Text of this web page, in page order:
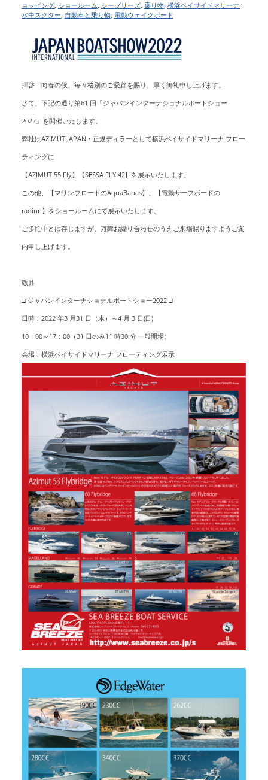
ョッピング, ショールーム, シーブリーズ, 乗り物, 横浜ベイサイドマリーナ,
水中スクター, 自動車と乗り物, 電動ウェイクボード
拝啓 向春の候、毎々格別のご愛顧を賜り、厚く御礼申し上げます。
さて、下記の通り第61 回「ジャパンインターナショナルボートショー
2022」を開催いたします。
弊社はAZIMUT JAPAN・正規ディラーとして横浜ベイサイドマリーナ フロー
ティングに
【AZIMUT 55 Fly】【SESSA FLY 42】を展示いたします。
この他、【マリンフロートのAquaBanas】、【電動サーフボードの
radinn】をショールームにて展示いたします。
ご多忙中とは存じますが、万障お繰り合わせのうえご来場賜りますようご案
内申し上げます。
敬具
□ ジャパンインターナショナルボートショー2022 □
日時：2022 年3 月31 日（木）～4 月 3 日(日)
10：00～17：00（31 日のみ11 時30 分 一般開場）
会場：横浜ベイサイドマリーナ フローティング展示